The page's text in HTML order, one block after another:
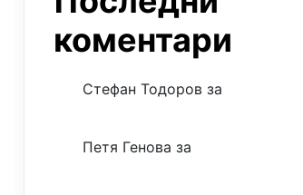
коментари
Стефан Тодоров за
Петя Генова за